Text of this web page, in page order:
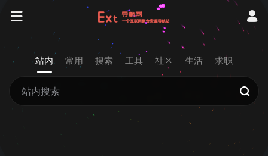
站内 常用 搜索 工具 社区 生活 求职